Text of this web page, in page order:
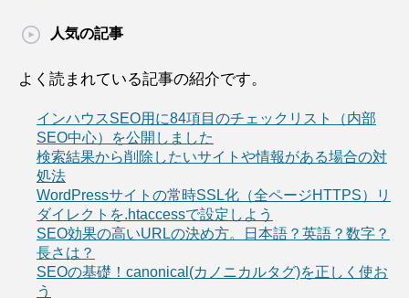
人気の記事
よく読まれている記事の紹介です。
インハウスSEO用に84項目のチェックリスト（内部
SEO中心）を公開しました
検索結果から削除したいサイトや情報がある場合の対
処法
WordPressサイトの常時SSL化（全ページHTTPS）リ
ダイレクトを.htaccessで設定しよう
SEO効果の高いURLの決め方。日本語？英語？数字？
長さは？
SEOの基礎！canonical(カノニカルタグ)を正しく使お
う